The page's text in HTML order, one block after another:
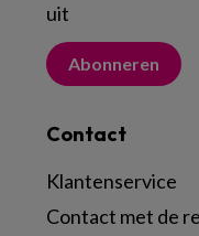
uit
Abonneren
Contact
Klantenservice
Contact met de